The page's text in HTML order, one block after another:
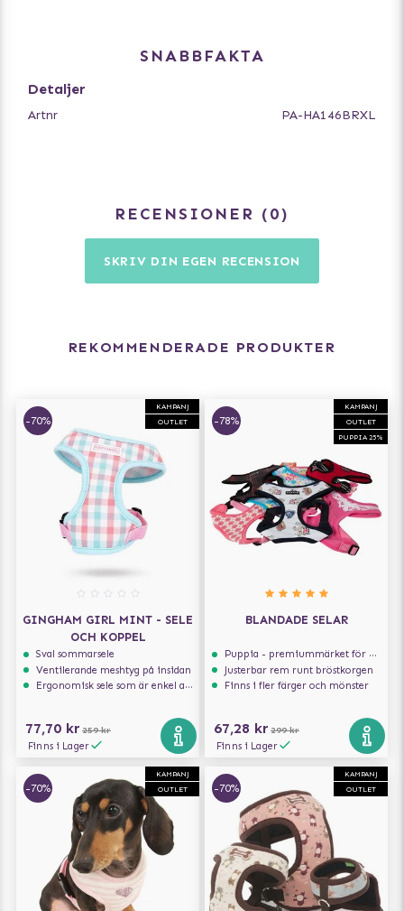
SNABBFAKTA
Detaljer
Artnr PA-HA146BRXL
RECENSIONER 0
SKRIV DIN EGEN RECENSION
REKOMMENDERADE PRODUKTER
KAMPANJ
OUTLET
-70%
GINGHAM GIRL MINT - SELE
OCH KOPPEL
Sval sommarsele
Ventilerande meshtyg på insidan
Ergonomisk sele som är enkel att ta på och av
77,70 kr 259 kr
Finns i Lager
KAMPANJ
OUTLET
PUPPIA 25%
-78%
BLANDADE SELAR
Puppia - premiummärket för hundselar
Justerbar rem runt bröstkorgen
Finns i fler färger och mönster
67,28 kr 299 kr
Finns i Lager
KAMPANJ
OUTLET
-70%
KAMPANJ
OUTLET
-70%